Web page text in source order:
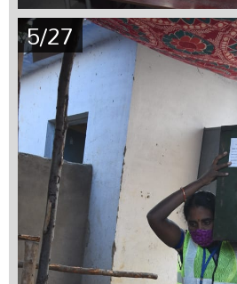
5/27